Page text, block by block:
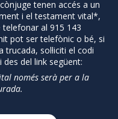
tenen accés a un
i el testament vital*,
telefonar al 915 143
pot ser telefònic o bé, si
sol·liciti el codi
del link següent:
només serà per a la